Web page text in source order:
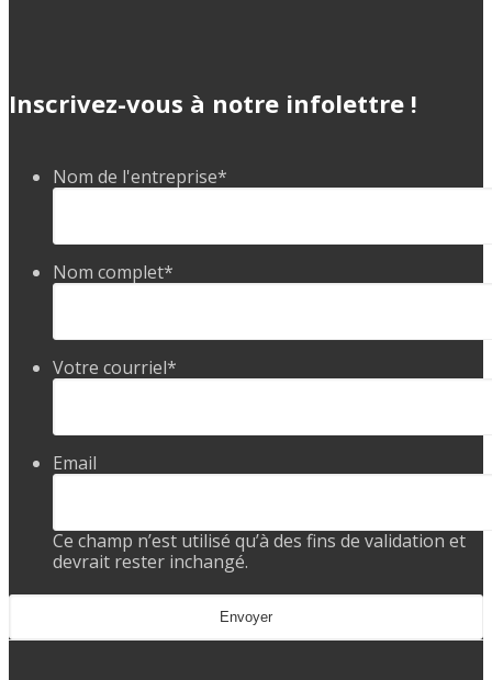
Inscrivez-vous à notre infolettre !
Nom de l'entreprise*
Nom complet*
Votre courriel*
Email
Ce champ n’est utilisé qu’à des fins de validation et
devrait rester inchangé.